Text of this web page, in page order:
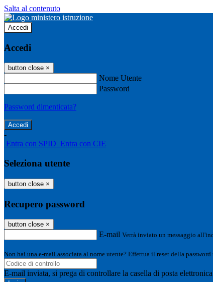
Salta al contenuto
Accedi
Accedi
button close ×
Nome Utente
Password
Password dimenticata?
-
Entra con SPID Entra con CIE
Seleziona utente
button close ×
Recupero password
button close ×
E-mail Verrà inviato un messaggio
Non hai una e-mail associata al nome utente? Effettua il reset della
E-mail inviata, si prega di controllare la casella di posta